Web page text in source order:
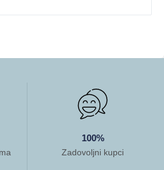
100%
Zadovoljni kupci